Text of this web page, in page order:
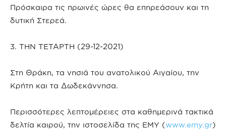
Πρόσκαιρα τις πρωινές ώρες θα επηρεάσουν και τη
δυτική Στερεά.
3. ΤΗΝ ΤΕΤΑΡΤΗ (29-12-2021)
Στη Θράκη, τα νησιά του ανατολικού Αιγαίου, την
Κρήτη και τα Δωδεκάννησα.
Περισσότερες λεπτομέρειες στα καθημερινά τακτικά
δελτία καιρού, την ιστοσελίδα της ΕΜΥ (www.emy.gr)